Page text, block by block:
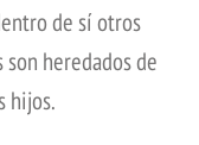
de sí otros
heredados de
hijos.